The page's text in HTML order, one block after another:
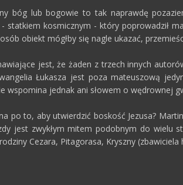
bóg lub bogowie to tak naprawdę
statkiem kosmicznym - który poprowadził
obiekt mógłby się nagle ukazać,
jest, że żaden z trzech innych
Łukasza jest poza mateuszową
wspomina jednak ani słowem o wędrownej
po to, aby utwierdzić boskość Jezusa?
jest zwykłym mitem podobnym do wielu
Cezara, Pitagorasa, Kryszny